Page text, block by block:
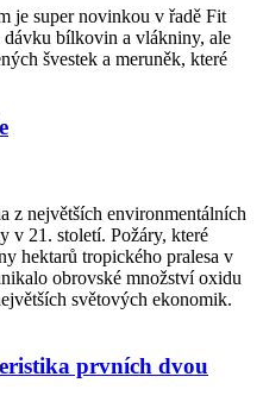
je super novinkou v řadě Fit
bílkovin a vlákniny, ale
švestek a meruněk, které
z největších environmentálních
v 21. století. Požáry, které
hektarů tropického pralesa v
obrovské množství oxidu
světových ekonomik.
prvních dvou